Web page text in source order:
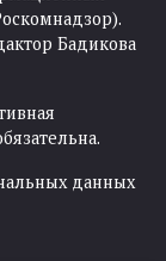
Бадикова
данных